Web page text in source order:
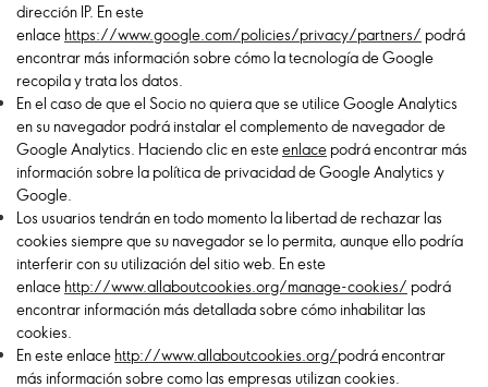
dirección IP. En este
enlace https://www.google.com/policies/privacy/partners/ podrá
encontrar más información sobre cómo la tecnología de Google
recopila y trata los datos.
En el caso de que el Socio no quiera que se utilice Google Analytics
en su navegador podrá instalar el complemento de navegador de
Google Analytics. Haciendo clic en esteenlace podrá encontrar más
información sobre la política de privacidad de Google Analytics y
Google.
Los usuarios tendrán en todo momento la libertad de rechazar las
cookies siempre que su navegador se lo permita, aunque ello podría
interferir con su utilización del sitio web. En este
enlace http://www.allaboutcookies.org/manage-cookies/ podrá
encontrar información más detallada sobre cómo inhabilitar las
cookies.
En este enlace http://www.allaboutcookies.org/podrá encontrar
más información sobre como las empresas utilizan cookies.